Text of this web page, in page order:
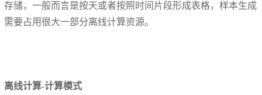
存储，一般而言是按天或者按照时间片段形成表格，样本生成
需要占用很大一部分离线计算资源。
离线计算-计算模式